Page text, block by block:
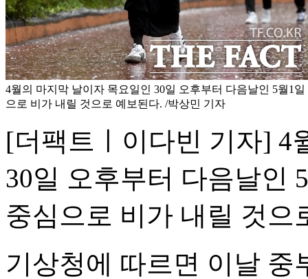
4월의 마지막 날이자 목요일인 30일 오후부터 다음날인 5월1
으로 비가 내릴 것으로 예보된다. /박상민 기자
[더팩트ㅣ이다빈 기자] 4
30일 오후부터 다음날인
중심으로 비가 내릴 것으
기상청에 따르면 이날 중